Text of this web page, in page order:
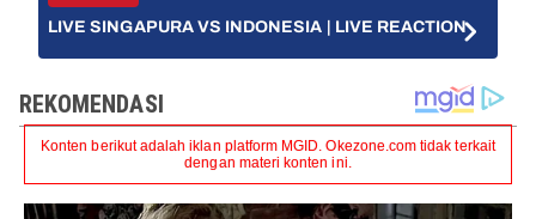
LIVE SINGAPURA VS INDONESIA | LIVE REACTION